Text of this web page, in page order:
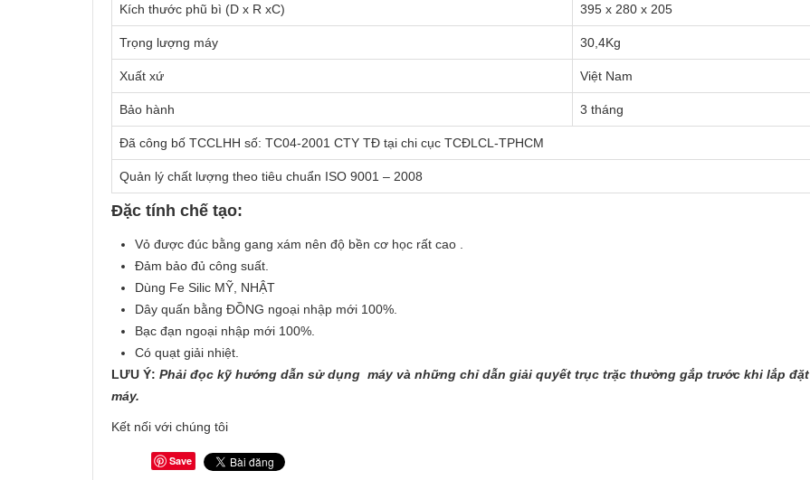
Kích thước phũ bì (D x R xC) 395 x 280 x 205
Trọng lượng máy 30,4Kg
Xuất xứ Việt Nam
Bảo hành 3 tháng
Đã công bố TCCLHH số: TC04-2001 CTY TĐ tại chi cục TCĐLCL-TPHCM
Quản lý chất lượng theo tiêu chuẩn ISO 9001 – 2008
Đặc tính chế tạo:
Vỏ được đúc bằng gang xám nên độ bền cơ học rất cao .
Đảm bảo đủ công suất.
Dùng Fe Silic MỸ, NHẬT
Dây quấn bằng ĐỒNG ngoại nhập mới 100%.
Bạc đạn ngoại nhập mới 100%.
Có quạt giải nhiệt.
LƯU Ý: Phải đọc kỹ hướng dẫn sử dụng máy và những chỉ dẫn giải quyết trục trặc thường gắp trước khi lắp đặt
máy.
Kết nối với chúng tôi
Save